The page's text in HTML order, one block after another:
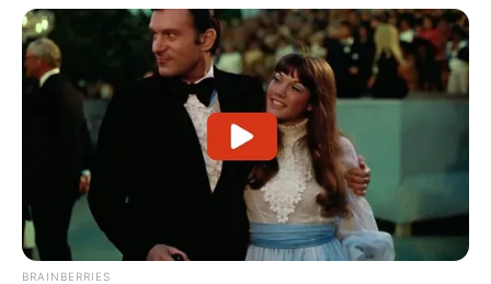
BRAINBERRIES